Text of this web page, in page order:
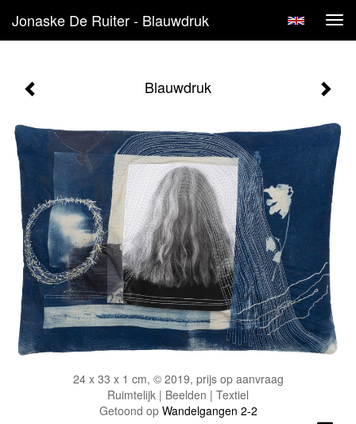
Jonaske De Ruiter - Blauwdruk
Blauwdruk
24 x 33 x 1 cm, © 2019, prijs op aanvraag
Ruimtelijk | Beelden | Textiel
Getoond op Wandelgangen 2-2